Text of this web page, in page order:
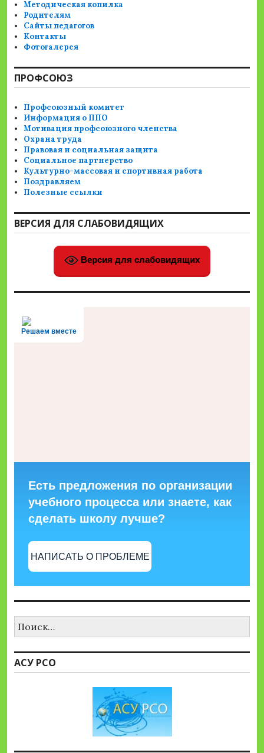
Методическая копилка
Родителям
Сайты педагогов
Контакты
Фотогалерея
ПРОФСОЮЗ
Профсоюзный комитет
Информация о ППО
Мотивация профсоюзного членства
Охрана труда
Правовая и социальная защита
Социальное партнерство
Культурно-массовая и спортивная работа
Поздравляем
Полезные ссылки
ВЕРСИЯ ДЛЯ СЛАБОВИДЯЩИХ
Версия для слабовидящих
Решаем вместе
Есть предложения по организации
учебного процесса или знаете, как
сделать школу лучше?
НАПИСАТЬ О ПРОБЛЕМЕ
АСУ РСО